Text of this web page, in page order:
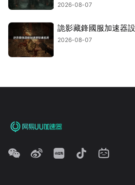
2026-08-07
詭影藏鋒國服加速器
2026-08-07